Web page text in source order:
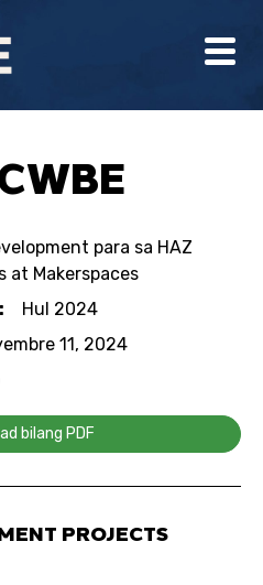
para sa HAZ
at Makerspaces
Hul 2024
11, 2024
bilang PDF
PROJECTS